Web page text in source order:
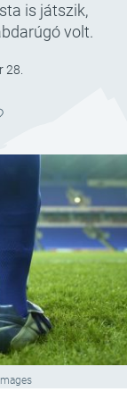
is játszik,
volt.
28.